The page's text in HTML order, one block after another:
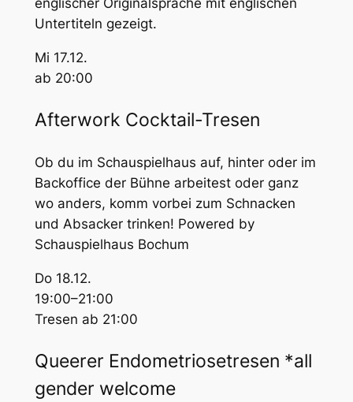
englischer Originalsprache mit englischen
Untertiteln gezeigt.
Mi 17.12.
ab 20:00
Afterwork Cocktail-Tresen
Ob du im Schauspielhaus auf, hinter oder im
Backoffice der Bühne arbeitest oder ganz
wo anders, komm vorbei zum Schnacken
und Absacker trinken! Powered by
Schauspielhaus Bochum
Do 18.12.
19:00–21:00
Tresen ab 21:00
Queerer Endometriosetresen *all
gender welcome